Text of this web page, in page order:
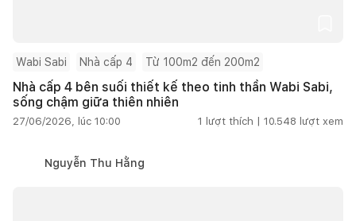
Wabi Sabi Nhà cấp 4 Từ 100m2 đến 200m2
Nhà cấp 4 bên suối thiết kế theo tinh thần Wabi Sabi,
sống chậm giữa thiên nhiên
27/06/2026, lúc 10:00 1 lượt thích | 10.548 lượt xem
Nguyễn Thu Hằng